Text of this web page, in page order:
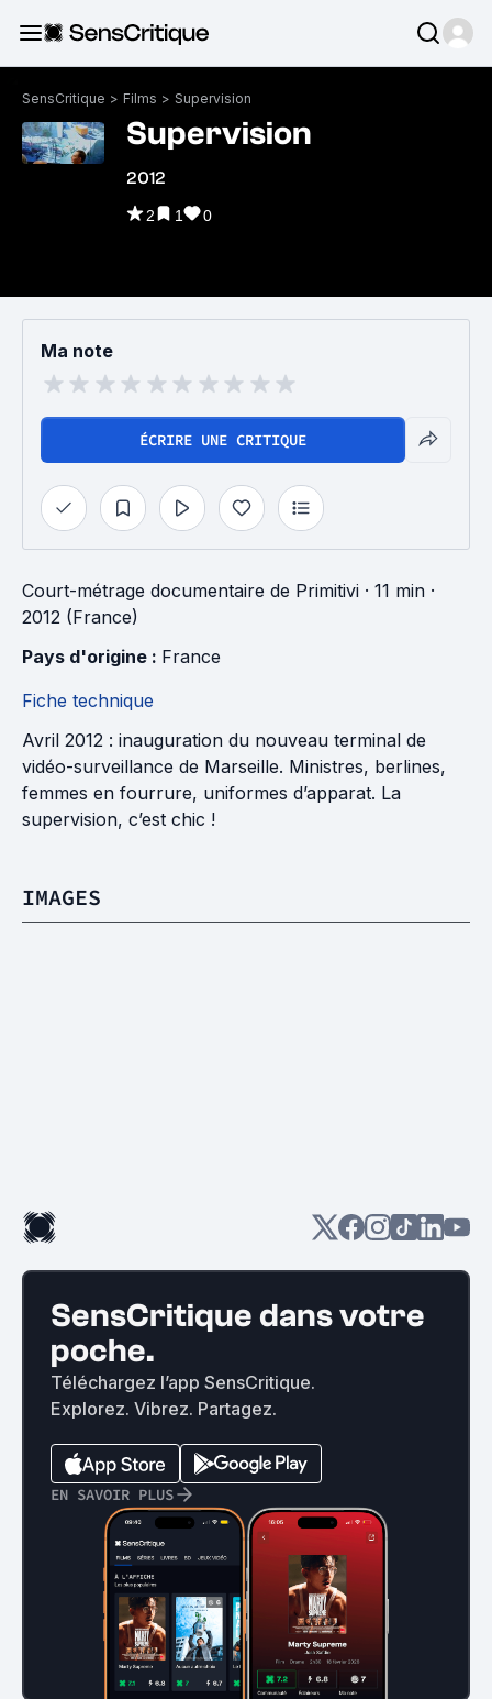
SensCritique > Films > Supervision
Supervision
2012
2 1 0
Ma note
ÉCRIRE UNE CRITIQUE
Court-métrage documentaire de Primitivi · 11 min ·
2012 (France)
Pays d'origine : France
Fiche technique
Avril 2012 : inauguration du nouveau terminal de
vidéo-surveillance de Marseille. Ministres, berlines,
femmes en fourrure, uniformes d’apparat. La
supervision, c’est chic !
IMAGES
SensCritique dans votre
poche.
Téléchargez l’app SensCritique.
Explorez. Vibrez. Partagez.
EN SAVOIR PLUS